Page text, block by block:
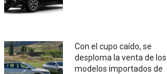
Con el cupo caído, se
desploma la venta de los
modelos importados de